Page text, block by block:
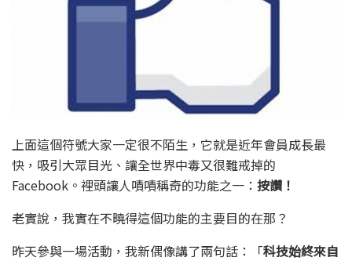
上面這個符號大家一定很不陌生，它就是近年會員成長最
快，吸引大眾目光、讓全世界中毒又很難戒掉的
Facebook。裡頭讓人嘖嘖稱奇的功能之一： 按讚！
老實說，我實在不曉得這個功能的主要目的在那？
昨天參與一場活動，我新偶像講了兩句話：「科技始終來自